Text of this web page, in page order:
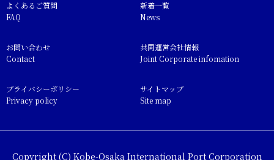
よくあるご質問
FAQ
新着一覧
News
お問い合わせ
Contact
共同運営会社情報
Joint Corporate infomation
プライバシーポリシー
Privacy policy
サイトマップ
Site map
Copyright (C) Kobe-Osaka International Port Corporation